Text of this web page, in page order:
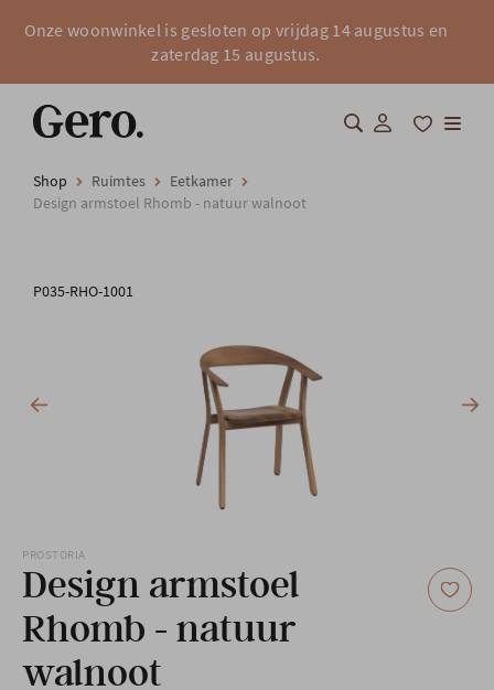
Onze woonwinkel is gesloten op vrijdag 14 augustus en
zaterdag 15 augustus.
Shop
Shop Ruimtes
Eetkamer
Design armstoel Rhomb - natuur walnoot
P035-RHO-1001
PROSTORIA
Design armstoel
Rhomb - natuur
walnoot